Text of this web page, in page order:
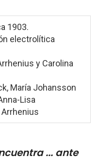
1903.
electrolítica
y Carolina
María Johansson
Lisa
... ante